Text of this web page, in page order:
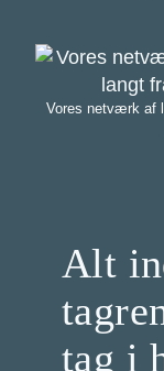
Vores netværk af
Alt
tag i